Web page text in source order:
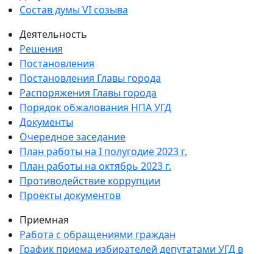
Состав думы VI созыва
Деятельность
Решения
Постановления
Постановления Главы города
Распоряжения Главы города
Порядок обжалования НПА УГД
Документы
Очередное заседание
План работы на I полугодие 2023 г.
План работы на октябрь 2023 г.
Противодействие коррупции
Проекты документов
Приемная
Работа с обращениями граждан
График приема избирателей депутатами УГД в